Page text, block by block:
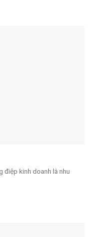
điệp kinh doanh là nhu